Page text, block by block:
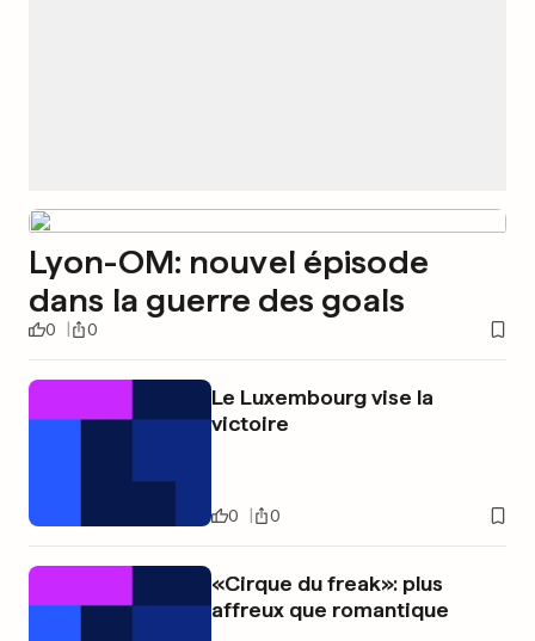
Lyon-OM: nouvel épisode
dans la guerre des goals
0 0
Le Luxembourg vise la
victoire
0 0
«Cirque du freak»: plus
affreux que romantique